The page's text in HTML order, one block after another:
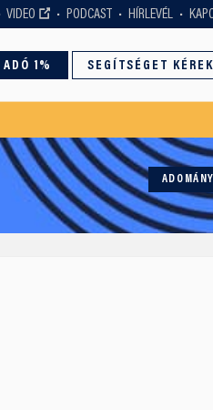
VIDEO PODCAST HÍRLEVÉL
ADÓ 1% SEGÍTSÉGET KÉREK